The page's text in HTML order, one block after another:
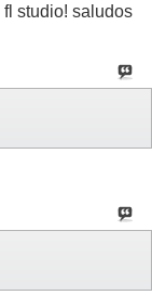
studio! saludos